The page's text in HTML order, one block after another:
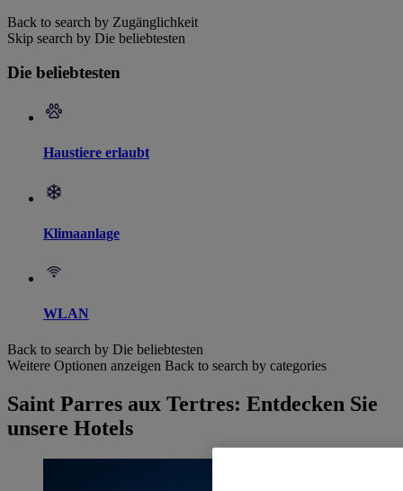
Back to search by Zugänglichkeit
Skip search by Die beliebtesten
Die beliebtesten
Haustiere erlaubt
Klimaanlage
WLAN
Back to search by Die beliebtesten
Weitere Optionen anzeigen Back to search by categories
Saint Parres aux Tertres: Entdecken Sie
unsere Hotels